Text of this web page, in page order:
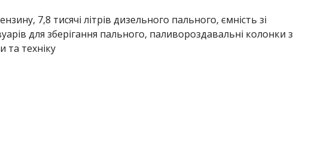
7,8 тисячі літрів дизельного пального, ємність зі
для зберігання пального, паливороздавальні колонки з
та техніку